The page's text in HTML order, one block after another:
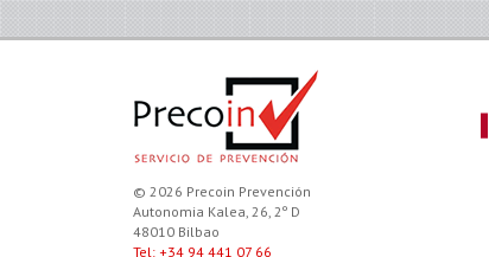
© 2026 Precoin Prevención
Autonomia Kalea, 26, 2º D
48010 Bilbao
Tel: +34 94 441 07 66